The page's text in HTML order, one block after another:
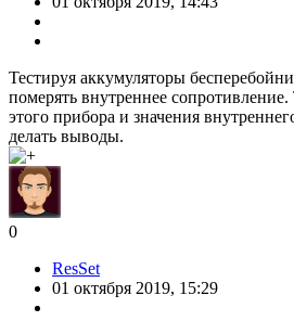
Тестируя аккумуляторы
померять внутреннее
этого прибора и значения
делать выводы.
0
ResSet
01 октября 2019, 15:29